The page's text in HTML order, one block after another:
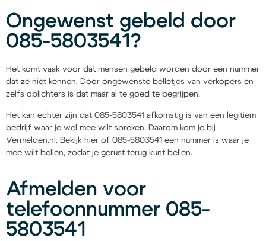
Ongewenst gebeld door
085-5803541?
Het komt vaak voor dat mensen gebeld worden door een nummer
dat ze niet kennen. Door ongewenste belletjes van verkopers en
zelfs oplichters is dat maar al te goed te begrijpen.
Het kan echter zijn dat 085-5803541 afkomstig is van een legitiem
bedrijf waar je wel mee wilt spreken. Daarom kom je bij
Vermelden.nl. Bekijk hier of 085-5803541 een nummer is waar je
mee wilt bellen, zodat je gerust terug kunt bellen.
Afmelden voor
telefoonnummer 085-
5803541